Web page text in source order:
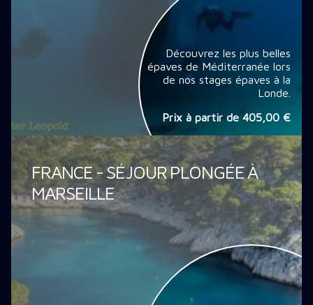
Découvrez les plus belles
épaves de Méditerranée lors
de nos stages épaves à la
Londe.
Prix à partir de405,00 €
FRANCE - SÉJOUR PLONGÉE À
MARSEILLE